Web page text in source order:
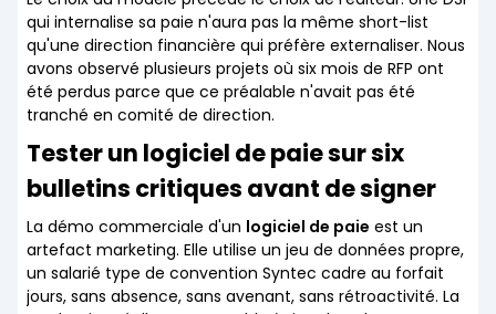
qui internalise sa paie n'aura pas la même short-list
qu'une direction financière qui préfère externaliser. Nous
avons observé plusieurs projets où six mois de RFP ont
été perdus parce que ce préalable n'avait pas été
tranché en comité de direction.
Tester un logiciel de paie sur six
bulletins critiques avant de signer
La démo commerciale d'un logiciel de paie est un
artefact marketing. Elle utilise un jeu de données propre,
un salarié type de convention Syntec cadre au forfait
jours, sans absence, sans avenant, sans rétroactivité. La